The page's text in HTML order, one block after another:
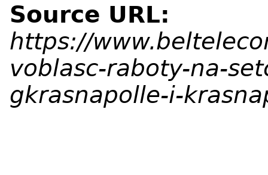
Source URL:
https://
voblasc-raboty-na-
gkrasnapolle-i-